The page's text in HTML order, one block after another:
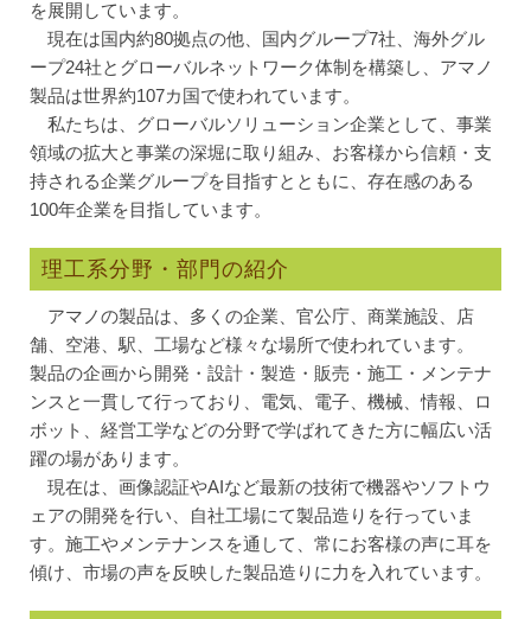
を展開しています。
現在は国内約80拠点の他、国内グループ7社、海外グル
ープ24社とグローバルネットワーク体制を構築し、アマノ
製品は世界約107カ国で使われています。
私たちは、グローバルソリューション企業として、事業
領域の拡大と事業の深堀に取り組み、お客様から信頼・支
持される企業グループを目指すとともに、存在感のある
100年企業を目指しています。
理工系分野・部門の紹介
アマノの製品は、多くの企業、官公庁、商業施設、店
舗、空港、駅、工場など様々な場所で使われています。
製品の企画から開発・設計・製造・販売・施工・メンテナ
ンスと一貫して行っており、電気、電子、機械、情報、ロ
ボット、経営工学などの分野で学ばれてきた方に幅広い活
躍の場があります。
現在は、画像認証やAIなど最新の技術で機器やソフトウ
ェアの開発を行い、自社工場にて製品造りを行っていま
す。施工やメンテナンスを通して、常にお客様の声に耳を
傾け、市場の声を反映した製品造りに力を入れています。